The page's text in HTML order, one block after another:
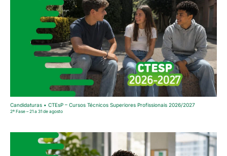
Candidaturas • CTEsP – Cursos Técnicos Superiores Profissionais 2026/2027
2ª Fase – 21 a 31 de agosto